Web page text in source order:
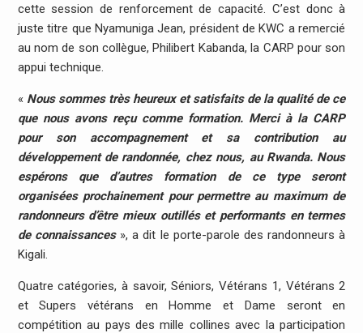
cette session de renforcement de capacité. C’est donc à
juste titre que Nyamuniga Jean, président de KWC a remercié
au nom de son collègue, Philibert Kabanda, la CARP pour son
appui technique.
« Nous sommes très heureux et satisfaits de la qualité de ce
que nous avons reçu comme formation. Merci à la CARP
pour son accompagnement et sa contribution au
développement de randonnée, chez nous, au Rwanda. Nous
espérons que d’autres formation de ce type seront
organisées prochainement pour permettre au maximum de
randonneurs d’être mieux outillés et performants en termes
de connaissances », a dit le porte-parole des randonneurs à
Kigali.
Quatre catégories, à savoir, Séniors, Vétérans 1, Vétérans 2
et Supers vétérans en Homme et Dame seront en
compétition au pays des mille collines avec la participation